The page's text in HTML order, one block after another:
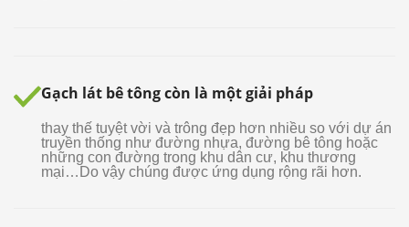
Gạch lát bê tông còn là một giải pháp
thay thế tuyệt vời và trông đẹp hơn nhiều so với dự án
truyền thống như đường nhựa, đường bê tông hoặc
những con đường trong khu dân cư, khu thương
mại…Do vậy chúng được ứng dụng rộng rãi hơn.